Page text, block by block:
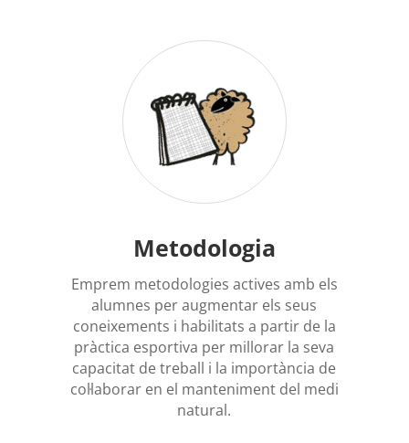
Metodologia
Emprem metodologies actives amb els
alumnes per augmentar els seus
coneixements i habilitats a partir de la
pràctica esportiva per millorar la seva
capacitat de treball i la importància de
col·laborar en el manteniment del medi
natural.